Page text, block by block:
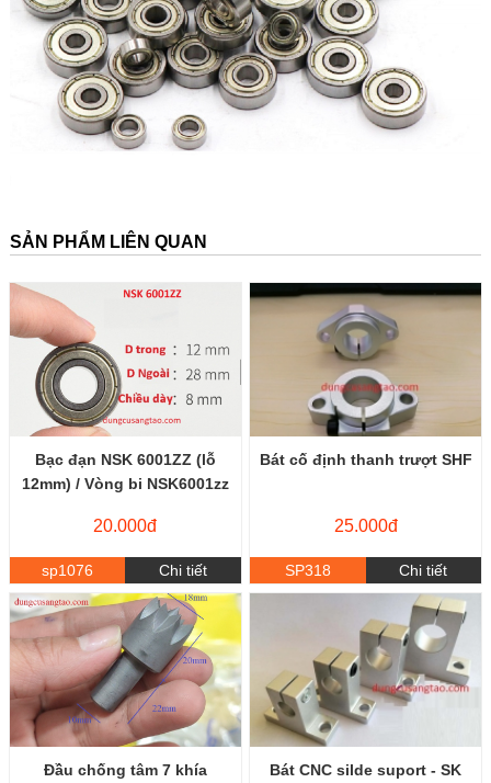
SẢN PHẨM LIÊN QUAN
Bạc đạn NSK 6001ZZ (lỗ
12mm) / Vòng bi NSK6001zz
20.000đ
sp1076 Chi tiết
Bát cố định thanh trượt SHF
25.000đ
SP318 Chi tiết
Đầu chống tâm 7 khía Bát CNC silde suport - SK